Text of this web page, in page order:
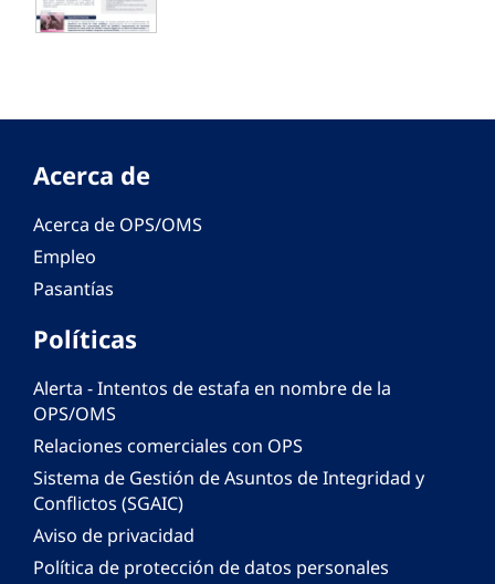
Acerca de
Acerca de OPS/OMS
Empleo
Pasantías
Políticas
Alerta - Intentos de estafa en nombre de la
OPS/OMS
Relaciones comerciales con OPS
Sistema de Gestión de Asuntos de Integridad y
Conflictos (SGAIC)
Aviso de privacidad
Política de protección de datos personales